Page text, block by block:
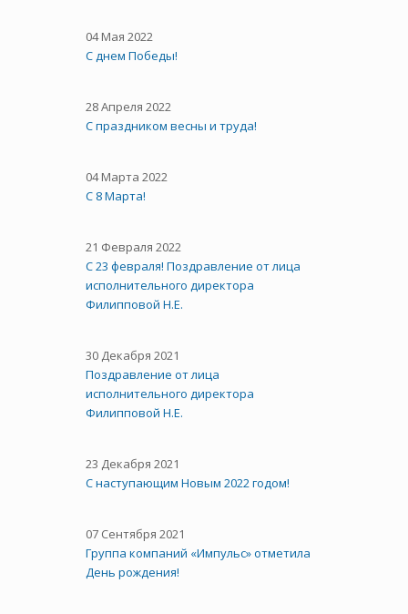
04 Мая 2022
С днем Победы!
28 Апреля 2022
С праздником весны и труда!
04 Марта 2022
С 8 Марта!
21 Февраля 2022
С 23 февраля! Поздравление от лица
исполнительного директора
Филипповой Н.Е.
30 Декабря 2021
Поздравление от лица
исполнительного директора
Филипповой Н.Е.
23 Декабря 2021
С наступающим Новым 2022 годом!
07 Сентября 2021
Группа компаний «Импульс» отметила
День рождения!